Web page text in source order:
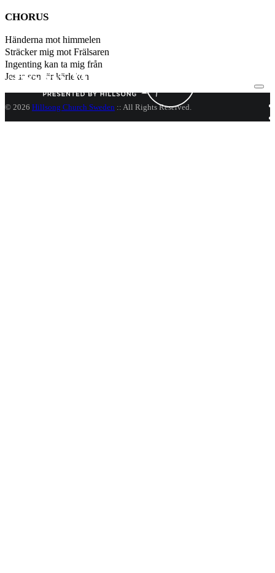
CHORUS
Händerna mot himmelen
Sträcker mig mot Frälsaren
Ingenting kan ta mig från
Jesus som är kärleken
© 2026 Hillsong Church Sweden :: All Rights Reserved.